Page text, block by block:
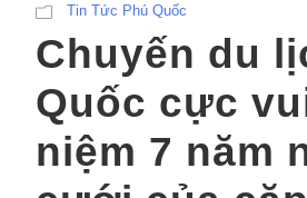
Tin Tức Phú Quốc
Chuyến du
Quốc cực
niệm 7 năm